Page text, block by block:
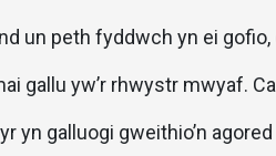
un peth fyddwch yn ei
gallu yw’r rhwystr mwyaf.
yn galluogi gweithio’n